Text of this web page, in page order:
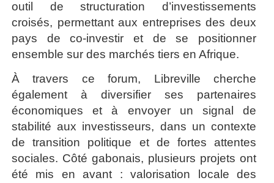
outil de structuration d’investissements
croisés, permettant aux entreprises des deux
pays de co-investir et de se positionner
ensemble sur des marchés tiers en Afrique.
À travers ce forum, Libreville cherche
également à diversifier ses partenaires
économiques et à envoyer un signal de
stabilité aux investisseurs, dans un contexte
de transition politique et de fortes attentes
sociales. Côté gabonais, plusieurs projets ont
été mis en avant : valorisation locale des